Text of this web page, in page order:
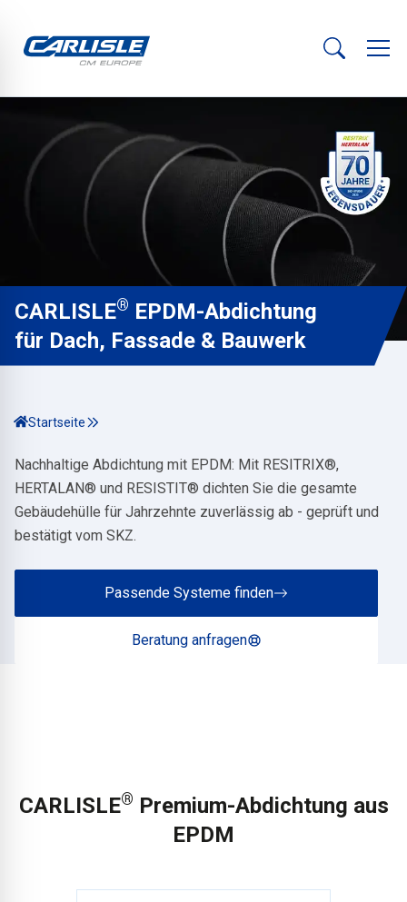
Startseite
Nachhaltige Abdichtung mit EPDM: Mit RESITRIX®,
HERTALAN® und RESISTIT® dichten Sie die gesamte
Gebäudehülle für Jahrzehnte zuverlässig ab - geprüft und
bestätigt vom SKZ.
Passende Systeme finden
Beratung anfragen
CARLISLE® EPDM-Abdichtung
für Dach, Fassade & Bauwerk
CARLISLE® Premium-Abdichtung aus
EPDM